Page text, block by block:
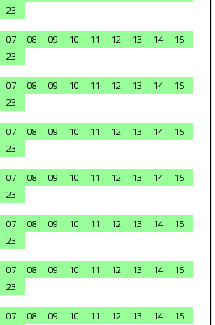
23
07 08 09 10 11 12 13 14
15
23
07 08 09 10 11 12 13 14
15
23
07 08 09 10 11 12 13 14
15
23
07 08 09 10 11 12 13 14
15
23
07 08 09 10 11 12 13 14
15
23
07 08 09 10 11 12 13 14
15
23
07 08 09 10 11 12 13 14
15